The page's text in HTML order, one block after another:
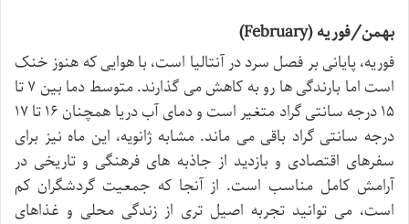
بهمن/فوریه (February)
فوریه، پایانی بر فصل سرد در آنتالیا است، با هوایی که هنوز خنک
است اما بارندگی ها رو به کاهش می گذارند. متوسط دما بین ۷ تا
۱۵ درجه سانتی گراد متغیر است و دمای آب دریا همچنان ۱۶ تا ۱۷
درجه سانتی گراد باقی می ماند. مشابه ژانویه، این ماه نیز برای
سفرهای اقتصادی و بازدید از جاذبه های فرهنگی و تاریخی در
آرامش کامل مناسب است. از آنجا که جمعیت گردشگران کم
است، می توانید تجربه اصیل تری از زندگی محلی و غذاهای